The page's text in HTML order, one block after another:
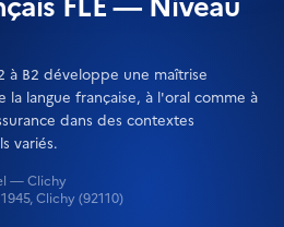
à B2 développe une maîtrise
la langue française, à l'oral comme à
dans des contextes
variés.
— Clichy
Clichy (92110)